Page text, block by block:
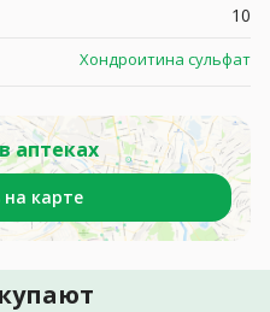
10
Хондроитина сульфат
аптеках
на карте